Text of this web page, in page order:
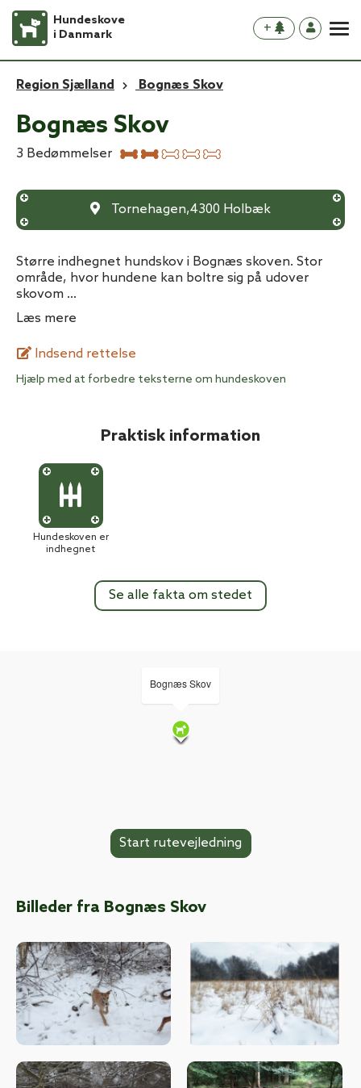
Hundeskove
i Danmark
+
Region Sjælland Bognæs Skov
Bognæs Skov
3 Bedømmelser
Tornehagen,4300 Holbæk
Større indhegnet hundskov i Bognæs skoven. Stor
område, hvor hundene kan boltre sig på udover
skovom ...
Læs mere
Indsend rettelse
Hjælp med at forbedre teksterne om hundeskoven
Praktisk information
Hundeskoven er
indhegnet
Se alle fakta om stedet
Bognæs Skov
Billeder fra Bognæs Skov